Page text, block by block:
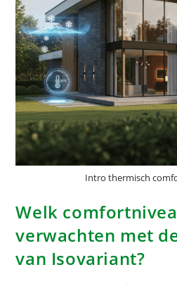
Intro thermisch
Welk
verwachten met
van Isovariant?